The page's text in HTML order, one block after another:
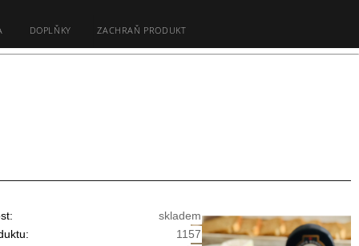
DOPLŇKY ZACHRAŇ PRODUKT
skladem
1157